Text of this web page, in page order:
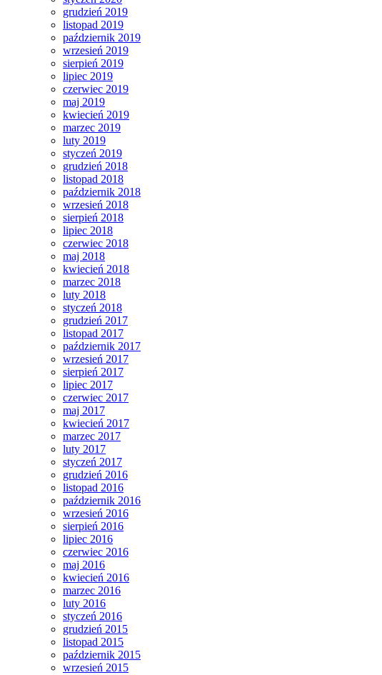
grudzień 2019
listopad 2019
październik 2019
wrzesień 2019
sierpień 2019
lipiec 2019
czerwiec 2019
maj 2019
kwiecień 2019
marzec 2019
luty 2019
styczeń 2019
grudzień 2018
listopad 2018
październik 2018
wrzesień 2018
sierpień 2018
lipiec 2018
czerwiec 2018
maj 2018
kwiecień 2018
marzec 2018
luty 2018
styczeń 2018
grudzień 2017
listopad 2017
październik 2017
wrzesień 2017
sierpień 2017
lipiec 2017
czerwiec 2017
maj 2017
kwiecień 2017
marzec 2017
luty 2017
styczeń 2017
grudzień 2016
listopad 2016
październik 2016
wrzesień 2016
sierpień 2016
lipiec 2016
czerwiec 2016
maj 2016
kwiecień 2016
marzec 2016
luty 2016
styczeń 2016
grudzień 2015
listopad 2015
październik 2015
wrzesień 2015